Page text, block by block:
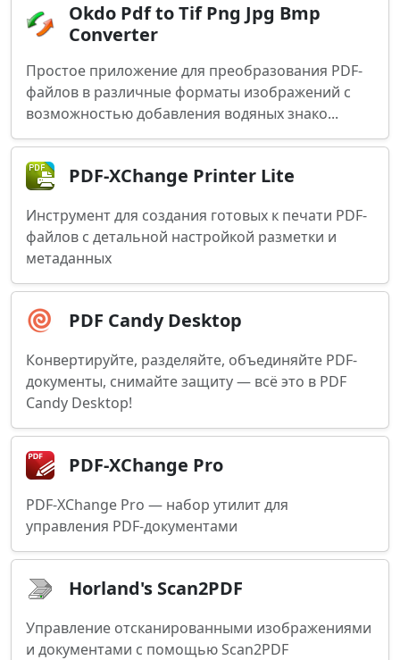
Okdo Pdf to Tif Png Jpg Bmp
Converter
Простое приложение для преобразования PDF-
файлов в различные форматы изображений с
возможностью добавления водяных знако...
PDF-XChange Printer Lite
Инструмент для создания готовых к печати PDF-
файлов с детальной настройкой разметки и
метаданных
PDF Candy Desktop
Конвертируйте, разделяйте, объединяйте PDF-
документы, снимайте защиту — всё это в PDF
Candy Desktop!
PDF-XChange Pro
PDF-XChange Pro — набор утилит для
управления PDF-документами
Horland's Scan2PDF
Управление отсканированными изображениями
и документами с помощью Scan2PDF